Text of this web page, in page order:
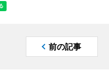
前の記事